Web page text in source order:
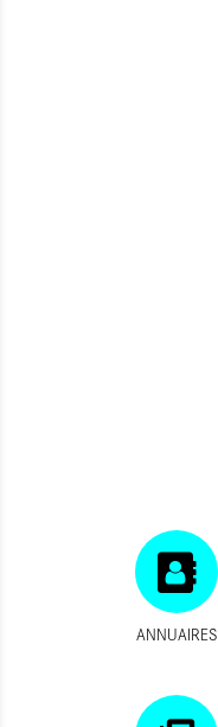
ANNUAIRES